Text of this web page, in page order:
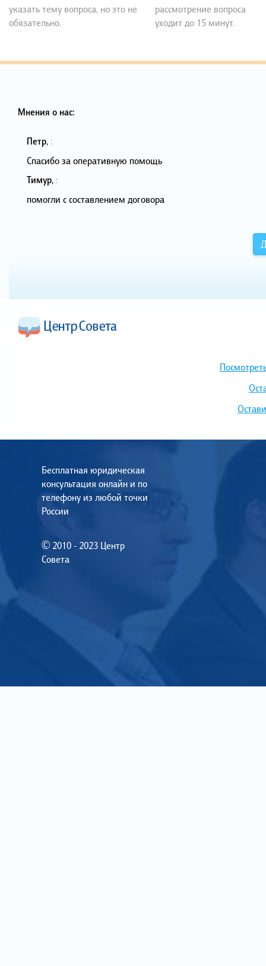
указать тему вопроса, но это не
обязательно.
рассмотрение вопроса
уходит до 15 минут.
Мнения о нас:
Петр, :
Спасибо за оперативную помощь
Тимур, :
помогли с составлением договора
Бесплатная юридическая
консультация онлайн и по
телефону из любой точки
России
© 2010 - 2023 Центр
Совета